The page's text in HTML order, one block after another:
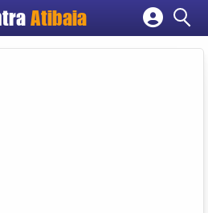
Atibaia
Cadastrar empresa